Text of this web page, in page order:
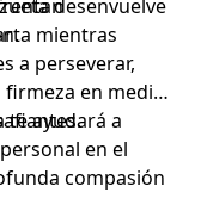
desenvuelve
mientras
a perseverar,
en medio
te ayudará a
en el
compasión